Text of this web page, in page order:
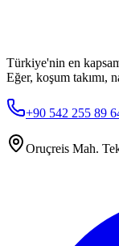
Türkiye'nin en
Eğer, koşum takımı,
+90 542 255 89
Oruçreis Mah.